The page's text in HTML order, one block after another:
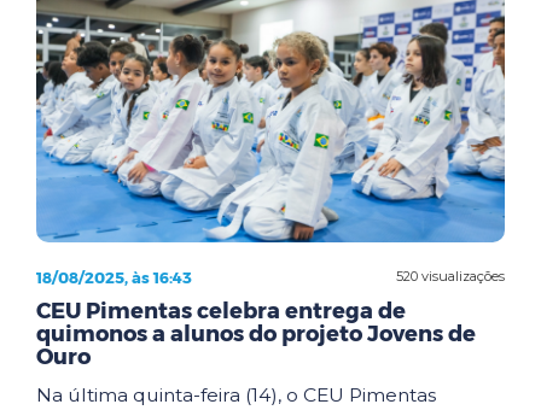
520 visualizações
18/08/2025, às 16:43
CEU Pimentas celebra entrega de
quimonos a alunos do projeto Jovens de
Ouro
Na última quinta-feira (14), o CEU Pimentas